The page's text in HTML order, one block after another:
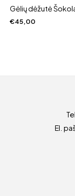
Gėlių dėžutė
€45,00
El.